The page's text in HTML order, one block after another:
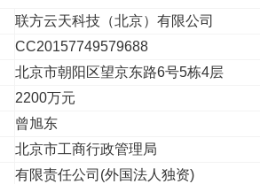
联方云天科技（北京）有限公司
CC20157749579688
北京市朝阳区望京东路6号5栋4层
2200万元
曾旭东
北京市工商行政管理局
有限责任公司(外国法人独资)